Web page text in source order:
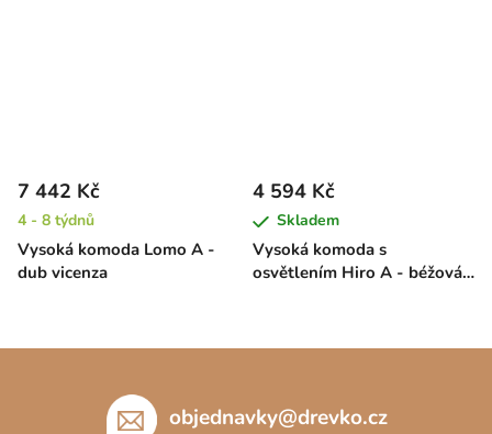
Vysoká komoda Lomo A -
dub vicenza
7 442 Kč
4 - 8 týdnů
Vysoká komoda s
osvětlením Hiro A - béžová /
4 594 Kč
Skladem
objednavky@drevko.cz